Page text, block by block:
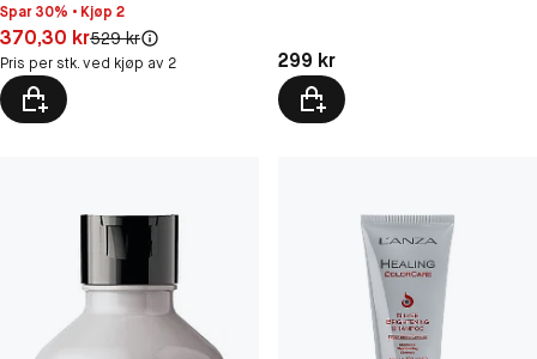
Spar 30% • Kjøp 2
Pris: 370,30 kr
370,30 krOriginal pris:
529 kr
Pris per stk. ved kjøp av 2 Pris: 299 kr
299 kr